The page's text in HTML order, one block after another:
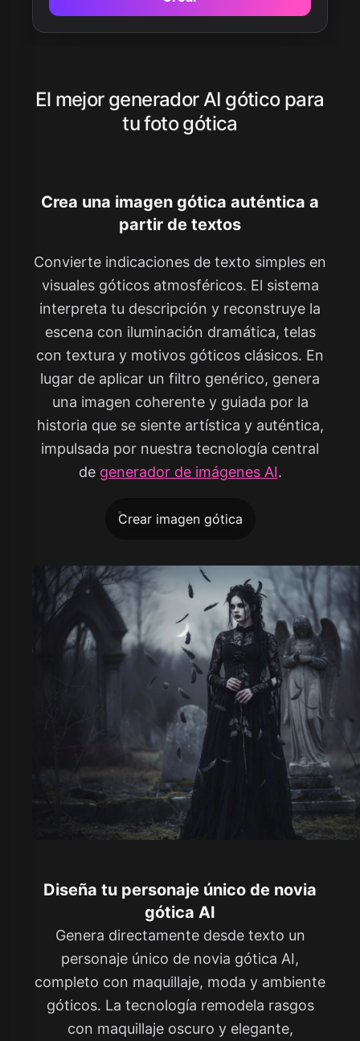
El mejor generador AI gótico para
tu foto gótica
Crea una imagen gótica auténtica a
partir de textos
Convierte indicaciones de texto simples en
visuales góticos atmosféricos. El sistema
interpreta tu descripción y reconstruye la
escena con iluminación dramática, telas
con textura y motivos góticos clásicos. En
lugar de aplicar un filtro genérico, genera
una imagen coherente y guiada por la
historia que se siente artística y auténtica,
impulsada por nuestra tecnología central
de generador de imágenes AI.
Crear imagen gótica
Diseña tu personaje único de novia
gótica AI
Genera directamente desde texto un
personaje único de novia gótica AI,
completo con maquillaje, moda y ambiente
góticos. La tecnología remodela rasgos
con maquillaje oscuro y elegante,